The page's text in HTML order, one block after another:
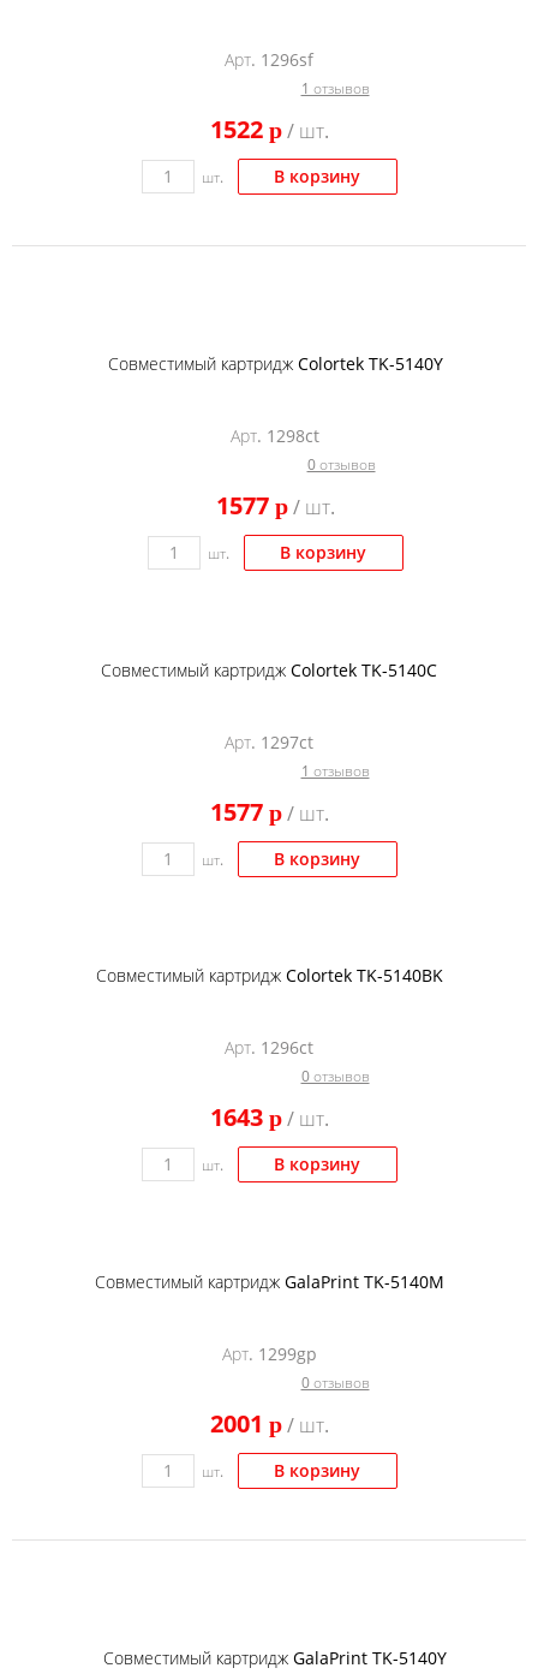
Арт. 1296sf
1 отзывов
1522 p/ шт.
шт. В корзину
Совместимый картридж Colortek TK-5140Y
Арт. 1298ct
0 отзывов
1577 p/ шт.
шт. В корзину
Совместимый картридж Colortek TK-5140C
Арт. 1297ct
1 отзывов
1577 p/ шт.
шт. В корзину
Совместимый картридж Colortek TK-5140BK
Арт. 1296ct
0 отзывов
1643 p/ шт.
шт. В корзину
Совместимый картридж GalaPrint TK-5140M
Арт. 1299gp
0 отзывов
2001 p/ шт.
шт. В корзину
Совместимый картридж GalaPrint TK-5140Y